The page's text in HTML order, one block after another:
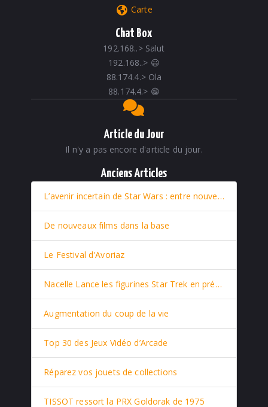
Carte
Chat Box
192.168..> Salut
192.168..> 😃
88.174.4.> Ola
88.174.4.> 😁
Article du Jour
Il n'y a pas encore d'article du jour.
Anciens Articles
L’avenir incertain de Star Wars : entre nouveaux films et retour stratégique de Rey
De nouveaux films dans la base
Le Festival d'Avoriaz
Nacelle Lance les figurines Star Trek en prévente
Augmentation du coup de la vie
Top 30 des Jeux Vidéo d’Arcade
Réparez vos jouets de collections
TISSOT ressort la PRX Goldorak de 1975